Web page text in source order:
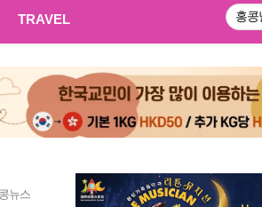
TRAVEL
검
뉴스